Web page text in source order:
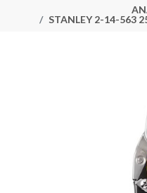
STANLEY 2-14-563